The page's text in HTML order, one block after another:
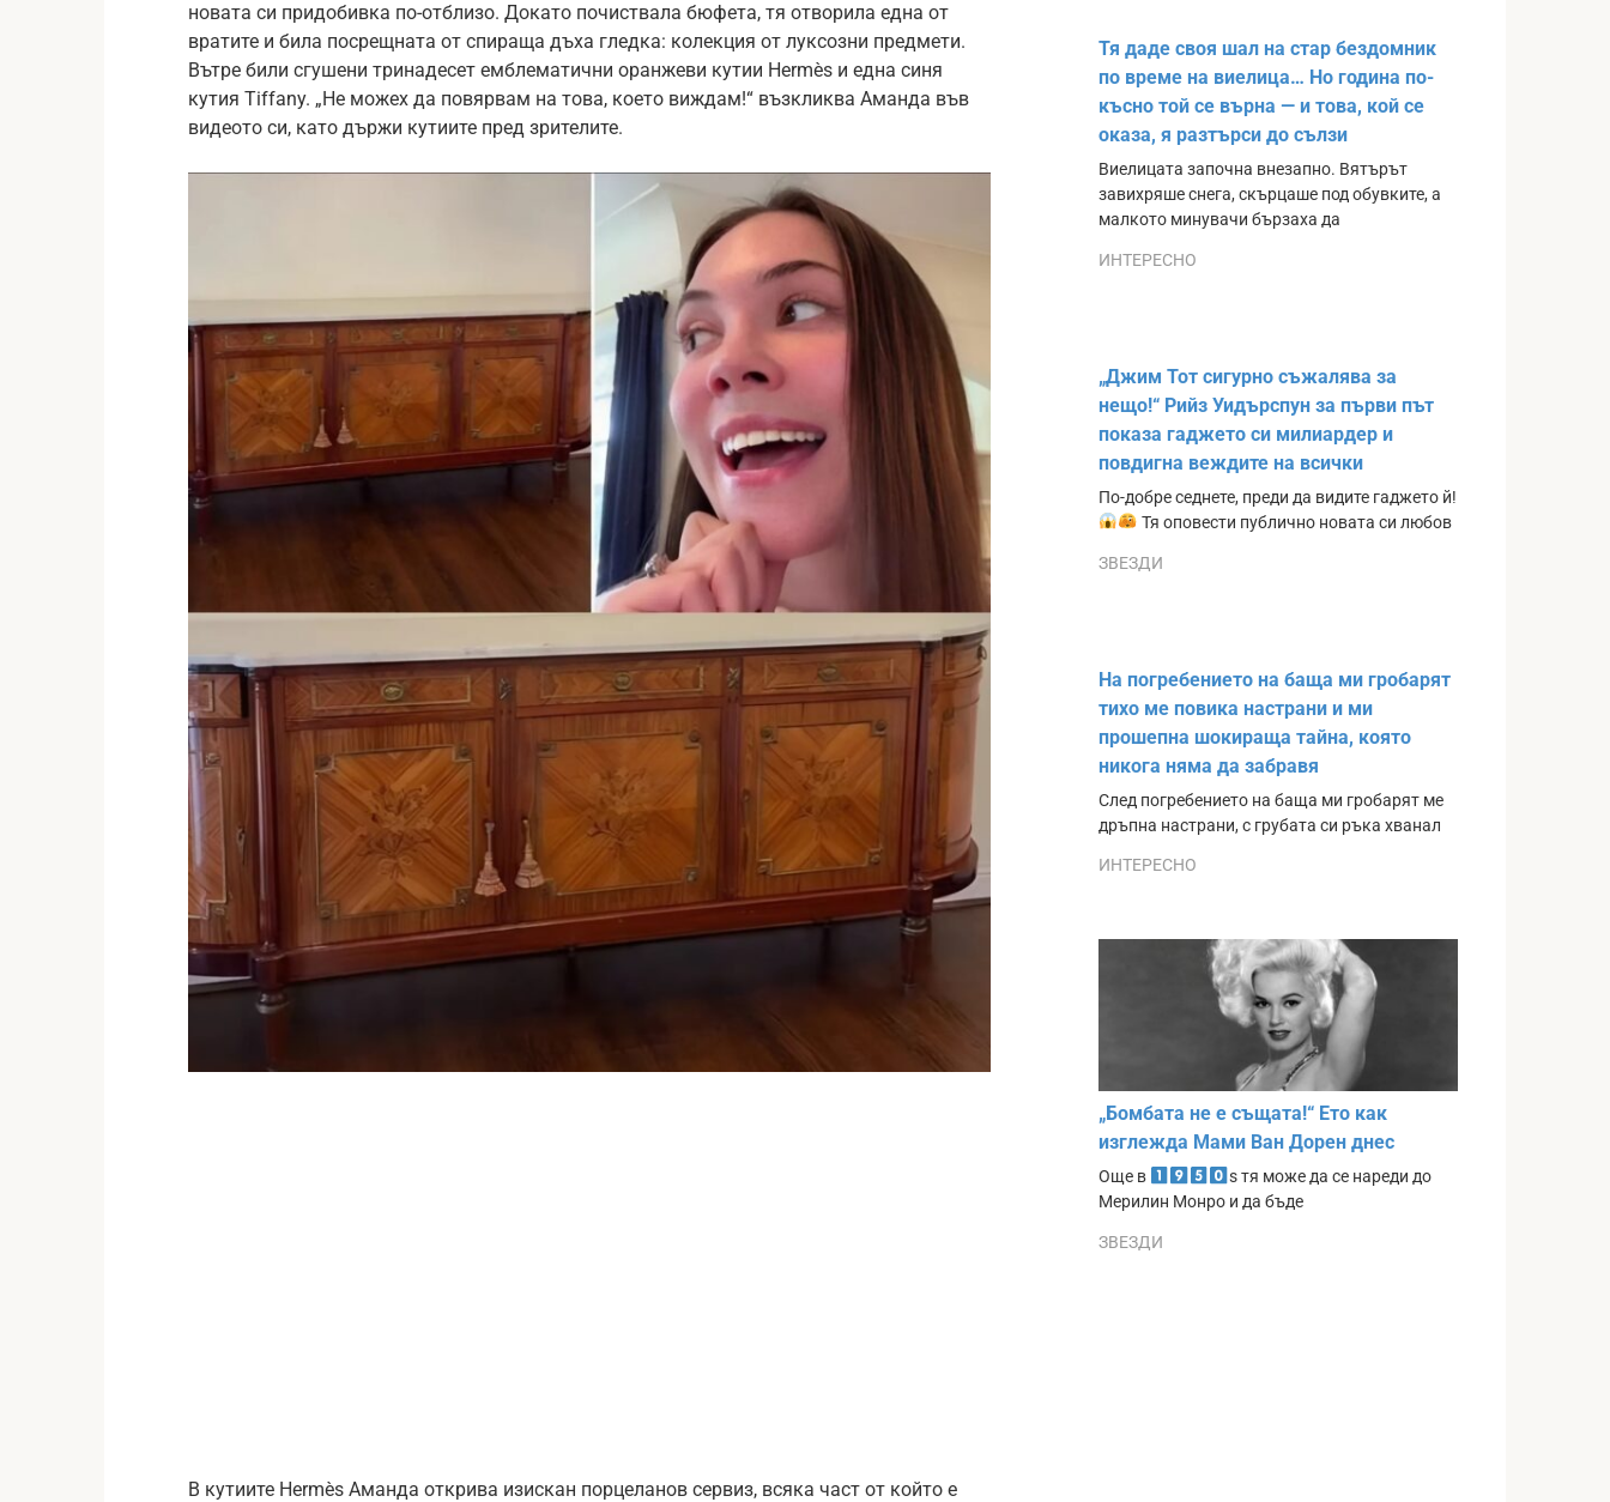
новата си придобивка по-отблизо. Докато почиствала бюфета, тя отворила една от
вратите и била посрещната от спираща дъха гледка: колекция от луксозни предмети.
Вътре били сгушени тринадесет емблематични оранжеви кутии Hermès и една синя
кутия Tiffany. „Не можех да повярвам на това, което виждам!“ възкликва Аманда във
видеото си, като държи кутиите пред зрителите.
В кутиите Hermès Аманда открива изискан порцеланов сервиз, всяка част от който е
Тя даде своя шал на стар бездомник
по време на виелица… Но година по-
късно той се върна — и това, кой се
оказа, я разтърси до сълзи
Виелицата започна внезапно. Вятърът
завихряше снега, скърцаше под обувките, а
малкото минувачи бързаха да
ИНТЕРЕСНО
„Джим Тот сигурно съжалява за
нещо!“ Рийз Уидърспун за първи път
показа гаджето си милиардер и
повдигна веждите на всички
По-добре седнете, преди да видите гаджето й!
Тя оповести публично новата си любов
ЗВЕЗДИ
На погребението на баща ми гробарят
тихо ме повика настрани и ми
прошепна шокираща тайна, която
никога няма да забравя
След погребението на баща ми гробарят ме
дръпна настрани, с грубата си ръка хванал
ИНТЕРЕСНО
„Бомбата не е същата!“ Ето как
изглежда Мами Ван Дорен днес
Още в
s тя може да се нареди до
Мерилин Монро и да бъде
ЗВЕЗДИ